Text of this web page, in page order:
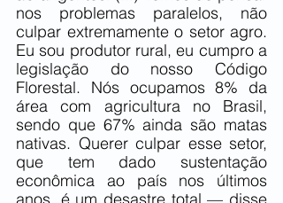
nos problemas paralelos, não
culpar extremamente o setor agro.
Eu sou produtor rural, eu cumpro a
legislação do nosso Código
Florestal. Nós ocupamos 8% da
área com agricultura no Brasil,
sendo que 67% ainda são matas
nativas. Querer culpar esse setor,
que tem dado sustentação
econômica ao país nos últimos